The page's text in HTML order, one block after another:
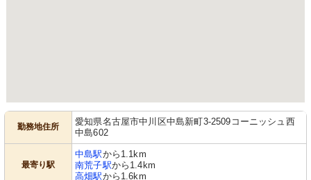
勤務地住所
愛知県名古屋市中川区中島新町3-2509コーニッシュ西
中島602
最寄り駅
中島駅から1.1km
南荒子駅から1.4km
高畑駅から1.6km